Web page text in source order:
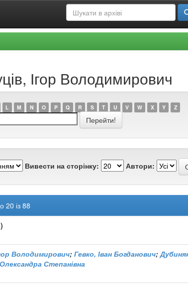
Ігор Володимирович
L M N O P Q R S T U V W X Y Z
Вивести на сторінку: Автори:
20 із 88
Володимирович; Гевко, Іван Богданович;
Степанівна